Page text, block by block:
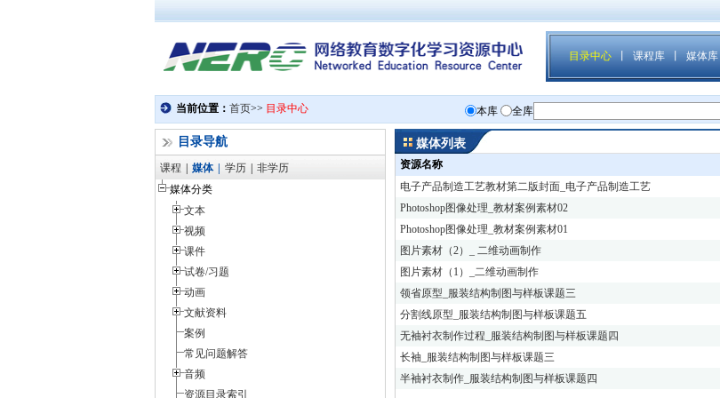
目录导航
课程 媒体 学历
非学历
媒体分类
文本
视频
课件
试卷/习题
动画
文献资料
案例
常见问题解答
音频
资源目录索引
媒体列表
资源名称
电子产品制造工艺教材第二版封面_电子产品制造工艺
Photoshop图像处理_教材案例素材02
Photoshop图像处理_教材案例素材01
图片素材（2）_ 二维动画制作
图片素材（1）_二维动画制作
领省原型_服装结构制图与样板课题三
分割线原型_服装结构制图与样板课题五
无袖衬衣制作过程_服装结构制图与样板课题四
长袖_服装结构制图与样板课题三
半袖衬衣制作_服装结构制图与样板课题四